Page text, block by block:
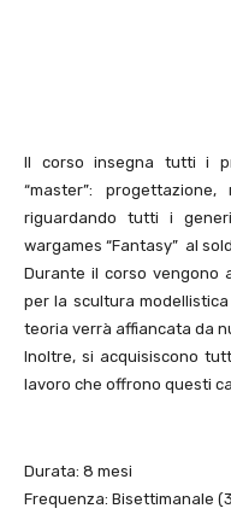
Il corso insegna tutti i
“master”:
riguardando tutti i
wargames “Fantasy” al
Durante il corso vengono
per la scultura
teoria verrà affiancata da
Inoltre, si acquisiscono
lavoro che offrono questi
Durata: 8 mesi
Frequenza: Bisettimanale